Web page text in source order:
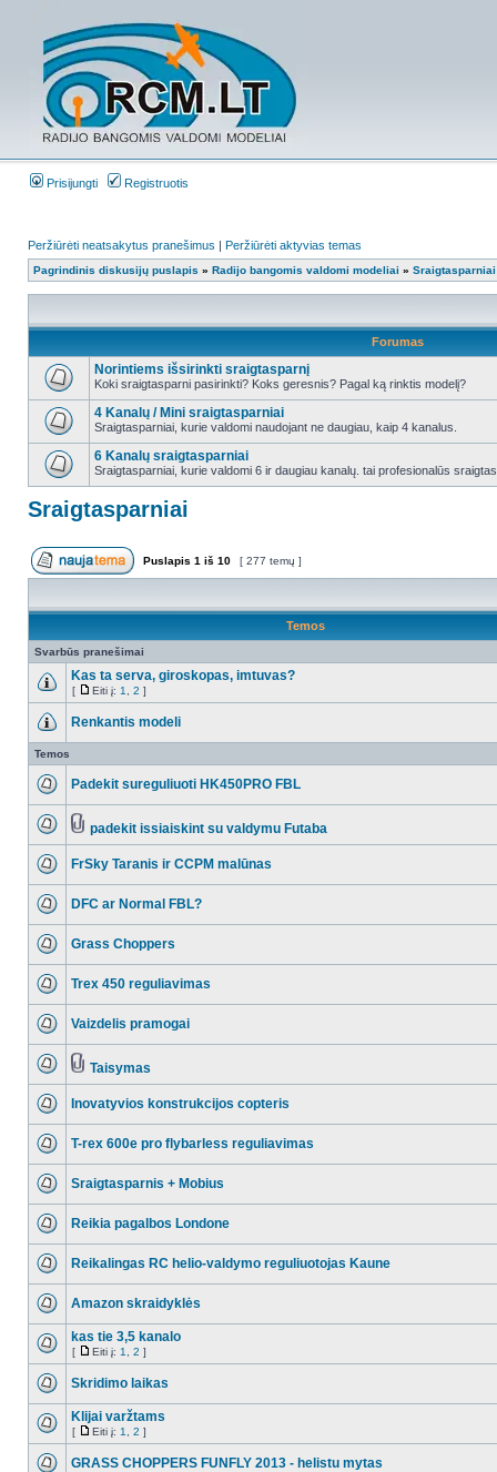
Prisijungti Registruotis
Peržiūrėti neatsakytus pranešimus | Peržiūrėti aktyvias temas
Pagrindinis diskusijų puslapis » Radijo bangomis valdomi modeliai » Sraigtasparniai
Forumas
Norintiems išsirinkti sraigtasparnį
Koki sraigtasparni pasirinkti? Koks geresnis? Pagal ką rinktis modelį?
4 Kanalų / Mini sraigtasparniai
Sraigtasparniai, kurie valdomi naudojant ne daugiau, kaip 4 kanalus.
6 Kanalų sraigtasparniai
Sraigtasparniai, kurie valdomi 6 ir daugiau kanalų. tai profesionalūs
Sraigtasparniai
Puslapis 1 iš 10 [ 277 temų ]
Temos
Svarbūs pranešimai
Kas ta serva, giroskopas, imtuvas?
[ Eiti į: 1 2 ]
Renkantis modeli
Temos
Padekit sureguliuoti HK450PRO FBL
padekit issiaiskint su valdymu Futaba
FrSky Taranis ir CCPM malūnas
DFC ar Normal FBL?
Grass Choppers
Trex 450 reguliavimas
Vaizdelis pramogai
Taisymas
Inovatyvios konstrukcijos copteris
T-rex 600e pro flybarless reguliavimas
Sraigtasparnis + Mobius
Reikia pagalbos Londone
Reikalingas RC helio-valdymo reguliuotojas Kaune
Amazon skraidyklės
kas tie 3,5 kanalo
[ Eiti į: 1 2 ]
Skridimo laikas
Klijai varžtams
[ Eiti į: 1 2 ]
GRASS CHOPPERS FUNFLY 2013 - helistu mytas